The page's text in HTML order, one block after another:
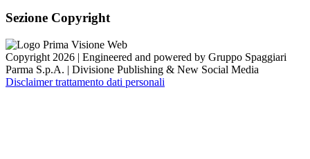
Sezione Copyright
Copyright 2026 | Engineered and powered by Gruppo Spaggiari
Parma S.p.A. | Divisione Publishing & New Social Media
Disclaimer trattamento dati personali